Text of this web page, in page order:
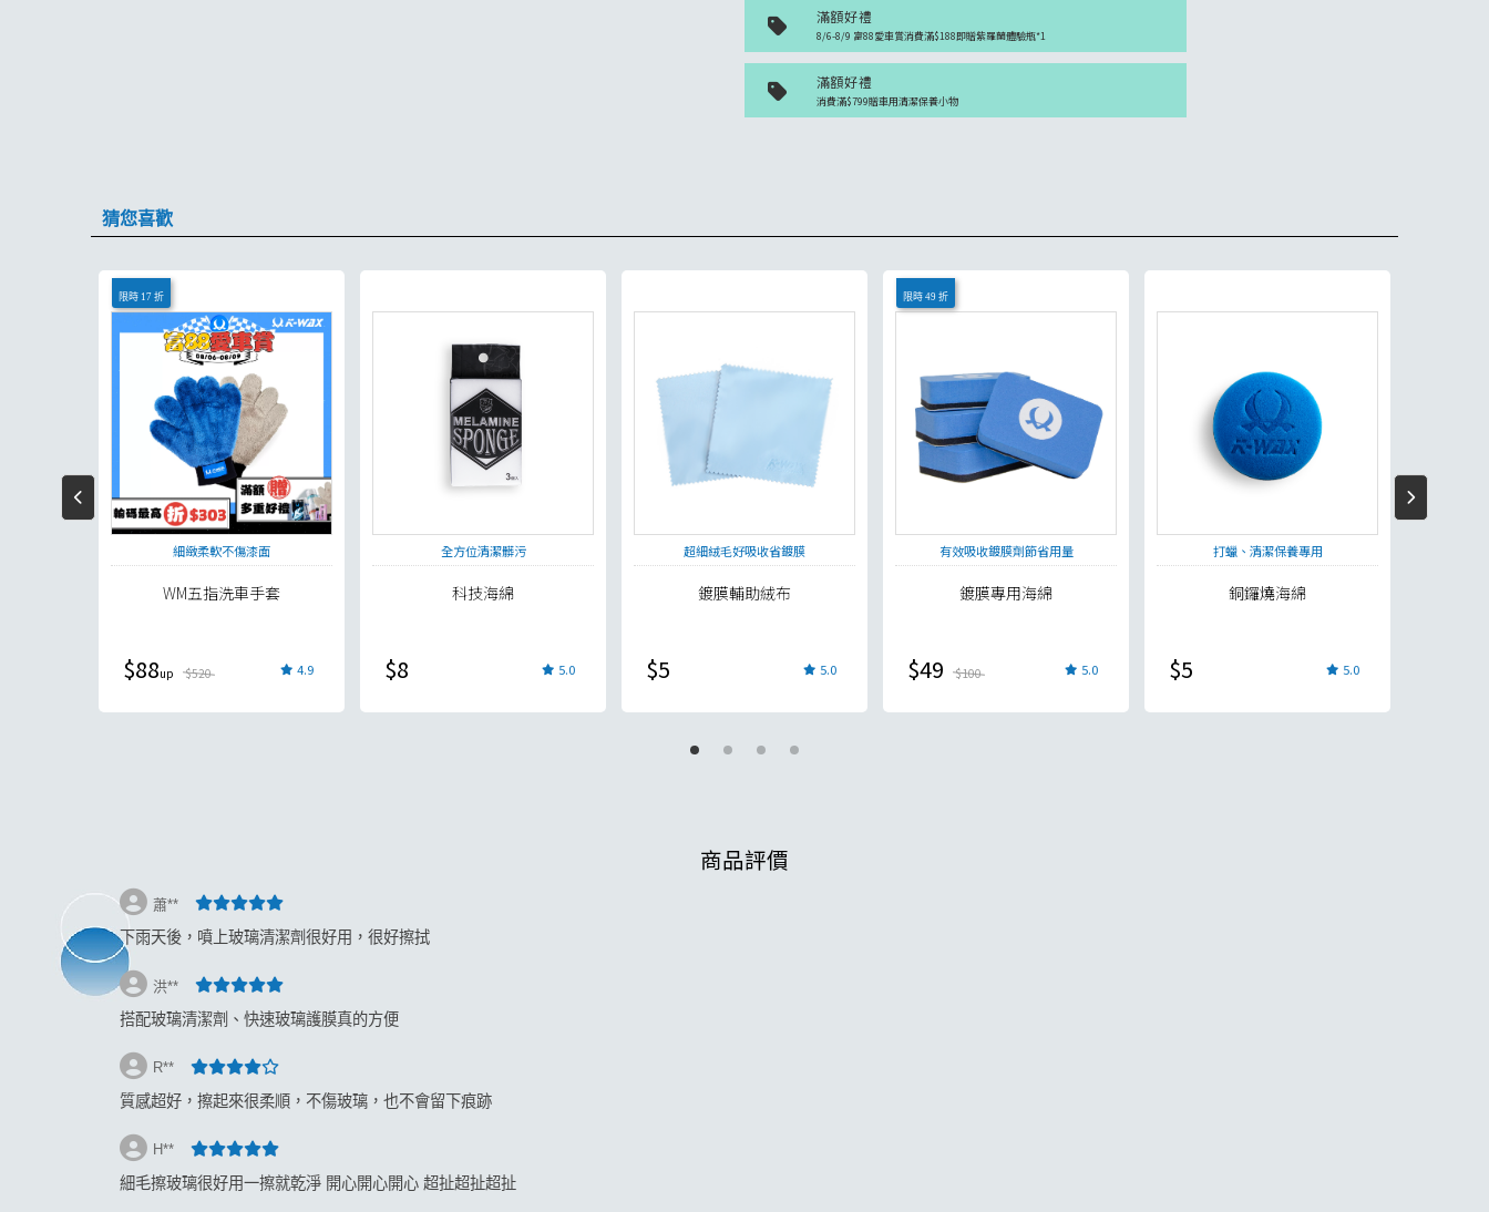
滿額好禮
8/6-8/9 富88愛車賞消費滿$188即贈紫羅蘭體驗瓶*1
滿額好禮
消費滿$799贈車用清潔保養小物
猜您喜歡
限時 17 折
細緻柔軟不傷漆面
WM五指洗車手套
$88 $520 4.9
全方位清潔髒污
科技海綿
$8 5.0
超細絨毛好吸收省鍍膜
鍍膜輔助絨布
$5 5.0
限時 49 折
有效吸收鍍膜劑節省用量
鍍膜專用海綿
$49 $100 5.0
打蠟、清潔保養專用
銅鑼燒海綿
$5 5.0
商品評價
蕭**
下雨天後，噴上玻璃清潔劑很好用，很好擦拭
洪**
搭配玻璃清潔劑、快速玻璃護膜真的方便
R**
質感超好，擦起來很柔順，不傷玻璃，也不會留下痕跡
H**
細毛擦玻璃很好用一擦就乾淨 開心開心開心 超扯超扯超扯